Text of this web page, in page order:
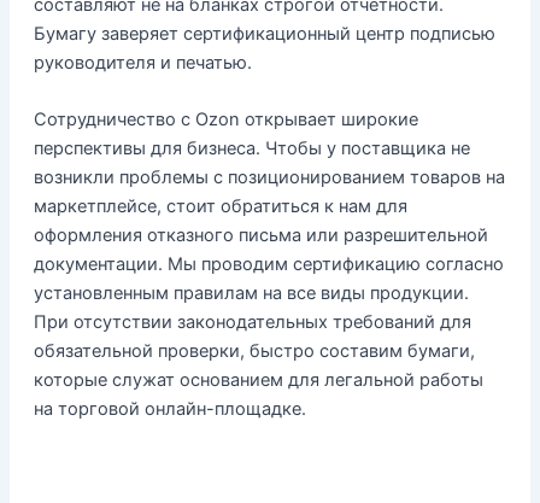
составляют не на бланках строгой отчетности.
Бумагу заверяет сертификационный центр подписью
руководителя и печатью.
Сотрудничество с Ozon открывает широкие
перспективы для бизнеса. Чтобы у поставщика не
возникли проблемы с позиционированием товаров на
маркетплейсе, стоит обратиться к нам для
оформления отказного письма или разрешительной
документации. Мы проводим сертификацию согласно
установленным правилам на все виды продукции.
При отсутствии законодательных требований для
обязательной проверки, быстро составим бумаги,
которые служат основанием для легальной работы
на торговой онлайн-площадке.